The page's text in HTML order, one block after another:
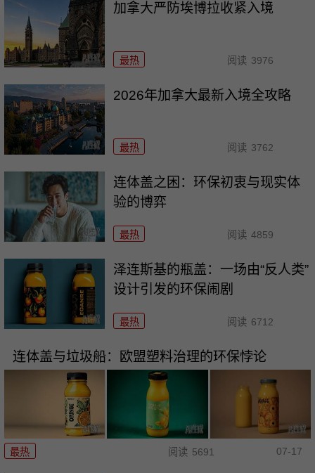
加拿大严防埃博拉收紧入境
最热 阅读 3976
2026年加拿大最新入境全攻略
最热 阅读 3762
连体盖之困：环保初衷与现实体
验的博弈
最热 阅读 4859
泽连斯基的瓶盖：一场由“反人类”
设计引发的环保闹剧
最热 阅读 6712
连体盖与垃圾船：欧盟塑料治理的环保悖论
最热 阅读 5691 07-17